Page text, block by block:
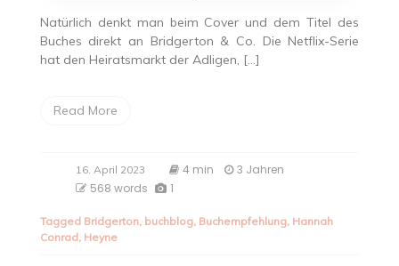
Natürlich denkt man beim Cover und dem Titel des
Buches direkt an Bridgerton & Co. Die Netflix-Serie
hat den Heiratsmarkt der Adligen, […]
Read More
16. April 2023 4 min
3 Jahren
568 words
1
Tagged Bridgerton, buchblog, Buchempfehlung, Hannah
Conrad, Heyne